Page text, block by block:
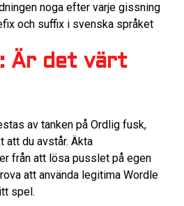
noga efter varje gissning
och suffix i svenska språket
Är det värt
av tanken på Ordlig fusk,
att du avstår. Äkta
från att lösa pusslet på egen
att använda legitima Wordle
spel.